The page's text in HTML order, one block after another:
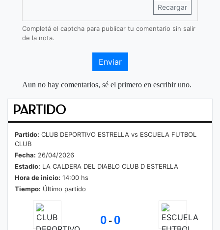
Recargar
Completá el captcha para publicar tu comentario sin salir
de la nota.
Enviar
Aun no hay comentarios, sé el primero en escribir uno.
PARTIDO
Partido: CLUB DEPORTIVO ESTRELLA vs ESCUELA FUTBOL
CLUB
Fecha: 26/04/2026
Estadio: LA CALDERA DEL DIABLO CLUB D ESTERLLA
Hora de inicio: 14:00 hs
Tiempo: Último partido
0- 0